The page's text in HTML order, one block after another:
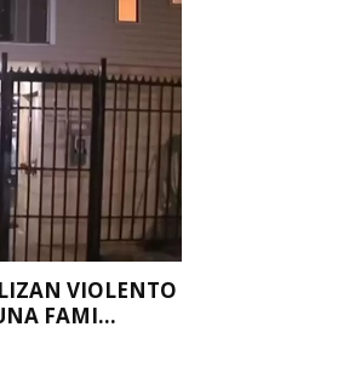
VIOLENTO
FAMI...